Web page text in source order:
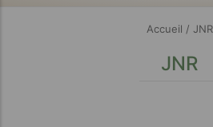
Accueil / JNR
JNR